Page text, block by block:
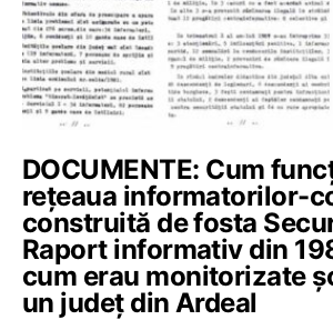
DOCUMENTE: Cum
rețeaua informatorilor-
construită de fosta
Raport informativ din
cum erau monitorizate
un județ din Ardeal